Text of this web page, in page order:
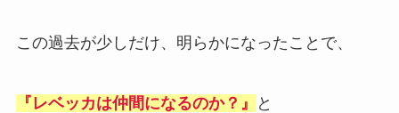
この過去が少しだけ、明らかになったことで、
『レベッカは仲間になるのか？』 と